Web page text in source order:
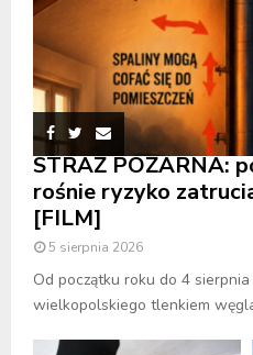
STRAŻ POŻARNA:
rośnie ryzyko
[FILM]
5 sierpnia 2026
Od początku roku do 4
wielkopolskiego tlenkiem